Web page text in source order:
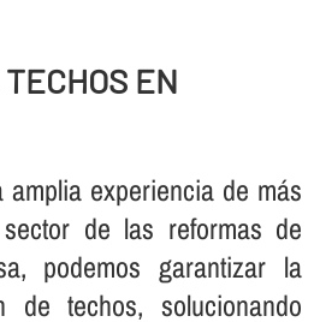
EN
amplia experiencia de más
de las reformas de
podemos garantizar la
de techos, solucionando